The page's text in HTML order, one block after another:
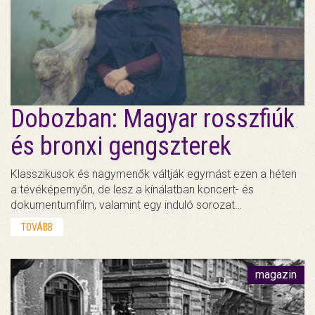
Dobozban: Magyar rosszfiúk
és bronxi gengszterek
Klasszikusok és nagymenők váltják egymást ezen a héten
a tévéképernyőn, de lesz a kínálatban koncert- és
dokumentumfilm, valamint egy induló sorozat…
TOVÁBB
magazin